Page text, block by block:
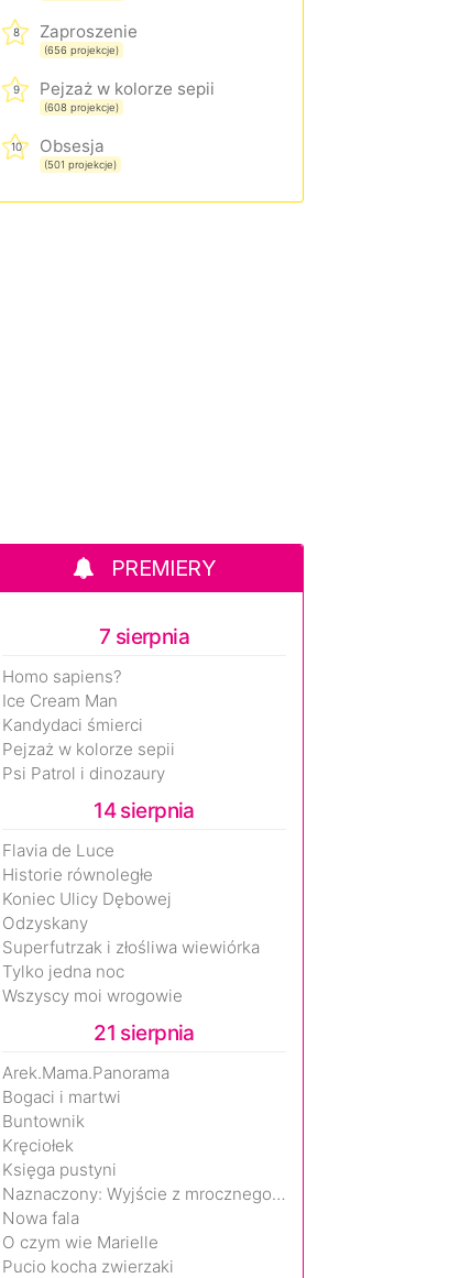
8 Zaproszenie
(656 projekcje)
9 Pejzaż w kolorze sepii
(608 projekcje)
10 Obsesja
(501 projekcje)
PREMIERY
7 sierpnia
Homo sapiens?
Ice Cream Man
Kandydaci śmierci
Pejzaż w kolorze sepii
Psi Patrol i dinozaury
14 sierpnia
Flavia de Luce
Historie równoległe
Koniec Ulicy Dębowej
Odzyskany
Superfutrzak i złośliwa wiewiórka
Tylko jedna noc
Wszyscy moi wrogowie
21 sierpnia
Arek.Mama.Panorama
Bogaci i martwi
Buntownik
Kręciołek
Księga pustyni
Naznaczony: Wyjście z mrocznego wymiaru
Nowa fala
O czym wie Marielle
Pucio kocha zwierzaki